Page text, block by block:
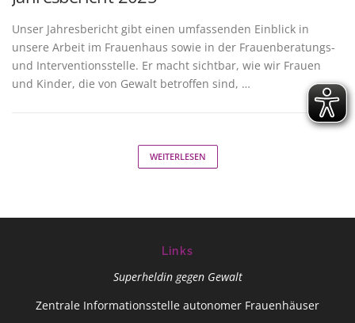
Unser Jahresbericht gibt einen umfassenden Einblick in
unsere Arbeit im Frauenhaus sowie in der Frauenberatungs-
und Interventionsstelle. Er macht sichtbar, wie wir Frauen
und Kinder, die von Gewalt betroffen sind, …
WEITERLESEN
Links
Superheldin gegen Gewalt
Zentrale Informationsstelle autonomer Frauenhäuser